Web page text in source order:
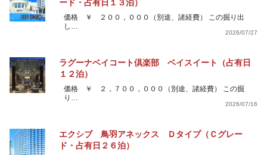
ード・占有日１３泊）
価格 ￥ ２００，０００（別途、諸経費） この掘り出
し…
2026/07/27
ラグーナベイコート倶楽部 ベイスイート（占有日
１２泊）
価格 ￥ ２，７００，０００（別途、諸経費） この掘
り…
2026/07/16
エクシブ 鳥羽アネックス Ｄタイプ（Ｃグレー
ド・占有日２６泊）